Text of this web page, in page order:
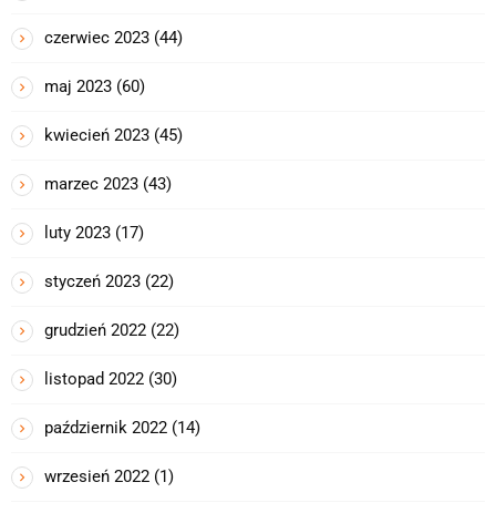
czerwiec 2023 (44)
maj 2023 (60)
kwiecień 2023 (45)
marzec 2023 (43)
luty 2023 (17)
styczeń 2023 (22)
grudzień 2022 (22)
listopad 2022 (30)
październik 2022 (14)
wrzesień 2022 (1)